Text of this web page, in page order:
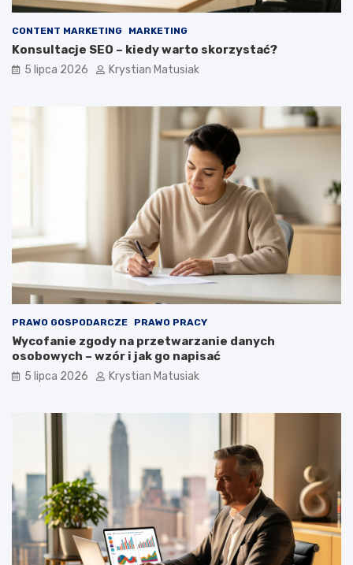
CONTENT MARKETING MARKETING
Konsultacje SEO – kiedy warto skorzystać?
5 lipca 2026 Krystian Matusiak
PRAWO GOSPODARCZE PRAWO PRACY
Wycofanie zgody na przetwarzanie danych
osobowych – wzór i jak go napisać
5 lipca 2026 Krystian Matusiak